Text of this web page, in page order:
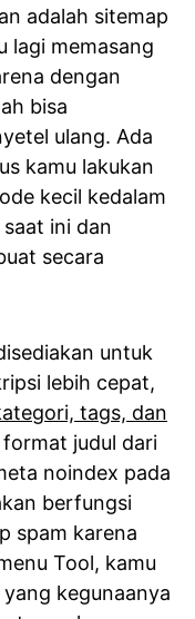
adalah sitemap
lagi memasang
dengan
bisa
ulang. Ada
kamu lakukan
kecil kedalam
ini dan
secara
untuk
lebih cepat,
tags, dan
judul dari
noindex pada
berfungsi
spam karena
Tool, kamu
kegunaanya